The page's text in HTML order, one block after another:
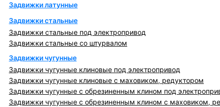
Задвижки латунные
Задвижки стальные
Задвижки стальные под электропривод
Задвижки стальные со штурвалом
Задвижки чугунные
Задвижки чугунные клиновые под электропривод
Задвижки чугунные клиновые с маховиком, редуктором
Задвижки чугунные с обрезиненным клином под
Задвижки чугунные с обрезиненным клином с маховиком,